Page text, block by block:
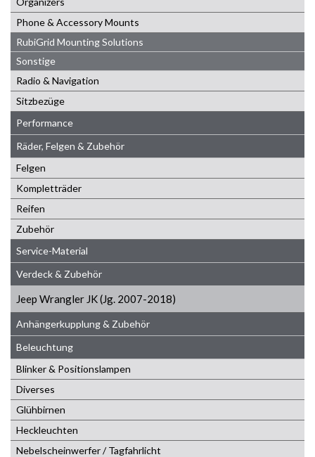
Phone & Accessory Mounts
RubiGrid Mounting Solutions
Sonstige
Radio & Navigation
Sitzbezüge
Performance
Räder, Felgen & Zubehör
Felgen
Kompletträder
Reifen
Zubehör
Service-Material
Verdeck & Zubehör
Jeep Wrangler JK (Jg. 2007-2018)
Anhängerkupplung & Zubehör
Beleuchtung
Blinker & Positionslampen
Diverses
Glühbirnen
Heckleuchten
Nebelscheinwerfer / Tagfahrlicht